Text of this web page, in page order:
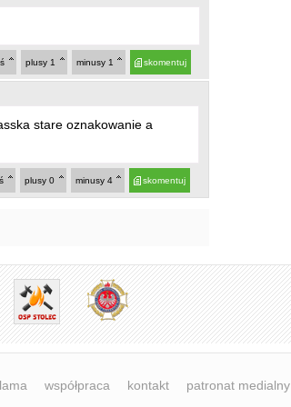
skomentuj
minusy 1
plusy 1
stare oznakowanie a
skomentuj
minusy 4
plusy 0
współpraca kontakt patronat medialny